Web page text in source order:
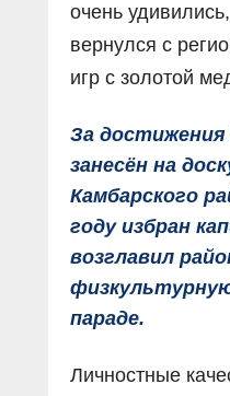
очень
вернулся с
игр с золотой
За достижения
занесён на
Камбарского
году избран
возглавил
параде.
Личностные